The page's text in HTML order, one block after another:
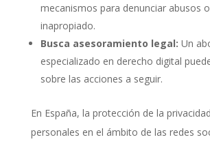
mecanismos para denunciar abusos
inapropiado.
Busca asesoramiento legal: Un
especializado en derecho digital
sobre las acciones a seguir.
En España, la protección de la
personales en el ámbito de las redes